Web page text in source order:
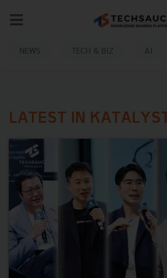
NEWS TECH & BIZ AI
LATEST IN KATALYST